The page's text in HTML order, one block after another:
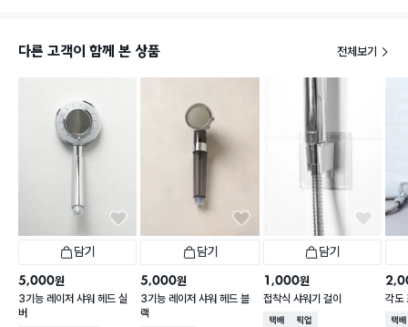
다른 고객이 함께 본 상품 전체보기
담기
5,000원
3기능 레이저 샤워 헤드 실
버
담기
5,000원
3기능 레이저 샤워 헤드 블
랙
담기
1,000원
접착식 샤워기 걸이
택배배송매장픽업
각도
택배